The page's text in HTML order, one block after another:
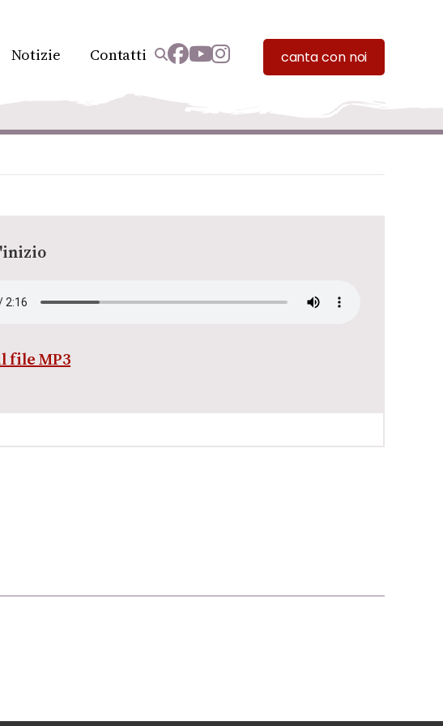
Notizie Contatti canta con noi
file MP3